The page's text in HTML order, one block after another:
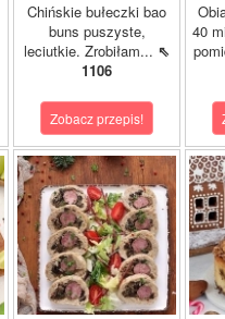
Chińskie bułeczki bao
buns puszyste,
leciutkie. Zrobiłam... ⇖
1106
Zobacz przepis!
40